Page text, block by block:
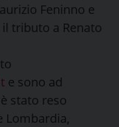
Feninno e
tributo a Renato
e sono ad
stato reso
Lombardia,